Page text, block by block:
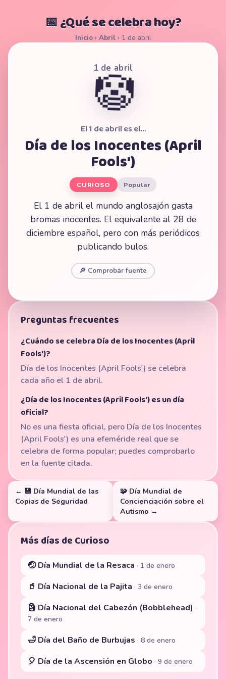
📅 ¿Qué se celebra hoy?
Inicio› Abril› 1 de abril
1 de abril
🤡
El 1 de abril es el…
Día de los Inocentes (April
Fools')
CURIOSO Popular
El 1 de abril el mundo anglosajón gasta
bromas inocentes. El equivalente al 28 de
diciembre español, pero con más periódicos
publicando bulos.
🔎 Comprobar fuente
Preguntas frecuentes
¿Cuándo se celebra Día de los Inocentes (April
Fools')?
Día de los Inocentes (April Fools') se celebra
cada año el 1 de abril.
¿Día de los Inocentes (April Fools') es un día
oficial?
No es una fiesta oficial, pero Día de los Inocentes
(April Fools') es una efeméride real que se
celebra de forma popular; puedes comprobarlo
en la fuente citada.
← 💾 Día Mundial de las
Copias de Seguridad
🧩 Día Mundial de
Concienciación sobre el
Autismo →
Más días de Curioso
🤕 Día Mundial de la Resaca · 1 de enero
🥤 Día Nacional de la Pajita · 3 de enero
🗿 Día Nacional del Cabezón (Bobblehead) ·
7 de enero
🛁 Día del Baño de Burbujas · 8 de enero
🎈 Día de la Ascensión en Globo · 9 de enero